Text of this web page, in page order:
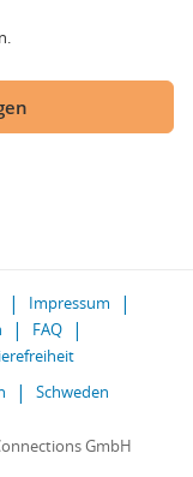
Impressum
FAQ
Schweden
GmbH